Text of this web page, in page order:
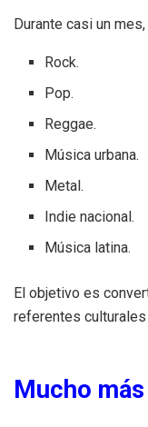
Durante casi un
Rock.
Pop.
Reggae.
Música urbana.
Metal.
Indie nacional.
Música latina.
El objetivo es
referentes culturales
Mucho